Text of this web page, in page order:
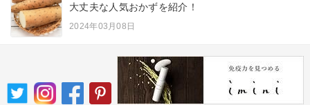
大丈夫な人気おかずを紹介！
2024年03月08日